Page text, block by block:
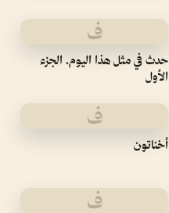
ف
حدث في مثل هذا اليوم. الجزء
الأول
ف
أخناتون
ف